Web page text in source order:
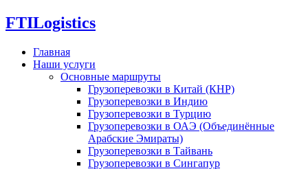
FTILogistics
Главная
Наши услуги
Основные маршруты
Грузоперевозки в Китай (КНР)
Грузоперевозки в Индию
Грузоперевозки в Турцию
Грузоперевозки в ОАЭ (Объединённые
Арабские Эмираты)
Грузоперевозки в Тайвань
Грузоперевозки в Сингапур